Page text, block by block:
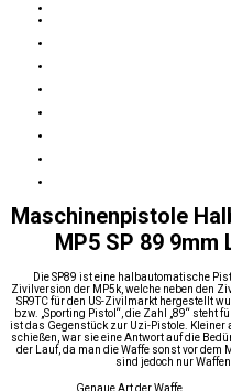
Maschinenpistole
MP5 SP 89
Die SP89 ist eine halbautomatische
Zivilversion der MP5k, welche neben den
SR9TC für den US-Zivilmarkt hergestellt
bzw. „Sporting Pistol“, die Zahl „89“
ist das Gegenstück zur Uzi-Pistole. Kleiner
schießen, war sie eine Antwort auf die
der Lauf, da man die Waffe sonst vor dem
sind jedoch nur
Genaue Art der Waffe